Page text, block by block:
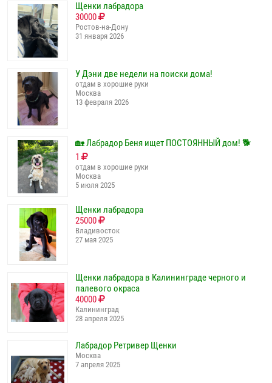
Щенки лабрадора
30000
Ростов-на-Дону
31 января 2026
У Дэни две недели на поиски дома!
отдам в хорошие руки
Москва
13 февраля 2026
🏡 Лабрадор Беня ищет ПОСТОЯННЫЙ дом! 🐕
1
отдам в хорошие руки
Москва
5 июля 2025
Щенки лабрадора
25000
Владивосток
27 мая 2025
Щенки лабрадора в Калининграде черного и
палевого окраса
40000
Калининград
28 апреля 2025
Лабрадор Ретривер Щенки
Москва
7 апреля 2025